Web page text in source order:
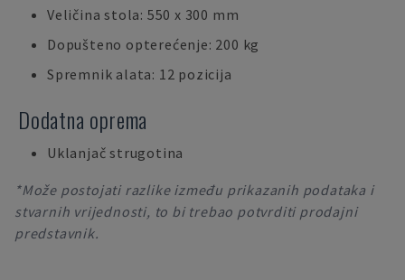
Veličina stola: 550 x 300 mm
Dopušteno opterećenje: 200 kg
Spremnik alata: 12 pozicija
Dodatna oprema
Uklanjač strugotina
*Može postojati razlike između prikazanih podataka i
stvarnih vrijednosti, to bi trebao potvrditi prodajni
predstavnik.